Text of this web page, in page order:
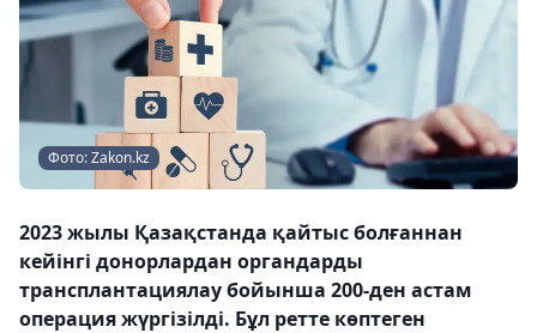
Фото: Zakon.kz
2023 жылы Қазақстанда қайтыс болғаннан
кейінгі донорлардан органдарды
трансплантациялау бойынша 200-ден астам
операция жүргізілді. Бұл ретте көптеген